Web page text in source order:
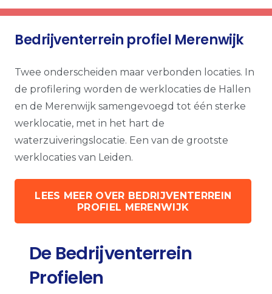
Bedrijventerrein profiel Merenwijk
Twee onderscheiden maar verbonden locaties. In
de profilering worden de werklocaties de Hallen
en de Merenwijk samengevoegd tot één sterke
werklocatie, met in het hart de
waterzuiveringslocatie. Een van de grootste
werklocaties van Leiden.
LEES MEER OVER BEDRIJVENTERREIN
PROFIEL MERENWIJK
De Bedrijventerrein
Profielen